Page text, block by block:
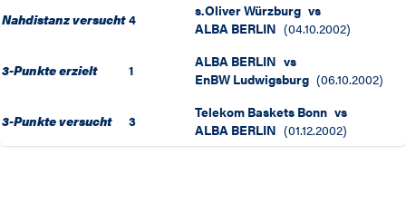
Nahdistanz versucht 4 s.Oliver Würzburg vs
ALBA BERLIN (04.10.2002)
3-Punkte erzielt 1 ALBA BERLIN vs
EnBW Ludwigsburg (06.10.2002)
3-Punkte versucht 3 Telekom Baskets Bonn vs
ALBA BERLIN (01.12.2002)